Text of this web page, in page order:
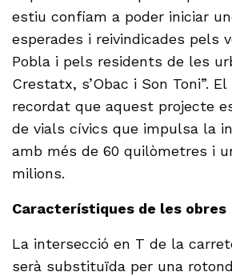
estiu confiam a poder iniciar
esperades i reivindicades pels
Pobla i pels residents de les
Crestatx, s’Obac i Son Toni”.
recordat que aquest projecte
de vials cívics que impulsa la
amb més de 60 quilòmetres i
milions.
Característiques de les obres
La intersecció en T de la
serà substituïda per una